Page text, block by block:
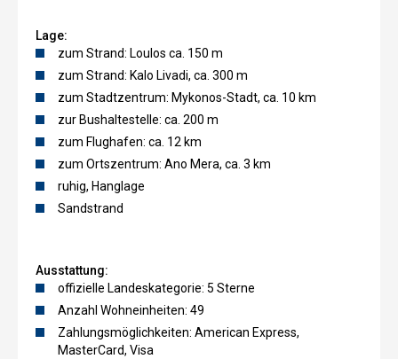
Lage:
zum Strand: Loulos ca. 150 m
zum Strand: Kalo Livadi, ca. 300 m
zum Stadtzentrum: Mykonos-Stadt, ca. 10 km
zur Bushaltestelle: ca. 200 m
zum Flughafen: ca. 12 km
zum Ortszentrum: Ano Mera, ca. 3 km
ruhig, Hanglage
Sandstrand
Ausstattung:
offizielle Landeskategorie: 5 Sterne
Anzahl Wohneinheiten: 49
Zahlungsmöglichkeiten: American Express,
MasterCard, Visa